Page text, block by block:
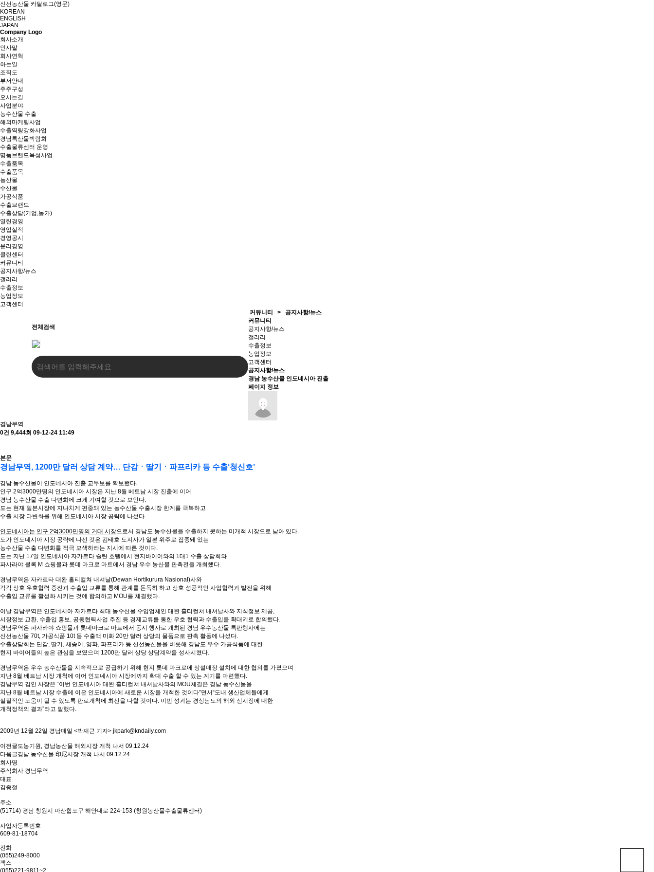
신선농산물 카달로그(영문)
KOREAN
ENGLISH
JAPAN
Company Logo
회사소개
인사말
회사연혁
하는일
조직도
부서안내
주주구성
오시는길
사업분야
농수산물 수출
해외마케팅사업
수출역량강화사업
경남특산물박람회
수출물류센터 운영
명품브랜드육성사업
수출품목
수출품목
농산물
수산물
가공식품
수출브랜드
수출상담(기업,농가)
열린경영
영업실적
경영공시
윤리경영
클린센터
커뮤니티
공지사항/뉴스
갤러리
수출정보
농업정보
고객센터
전체검색
커뮤니티 > 공지사항/뉴스
커뮤니티
공지사항/뉴스
갤러리
수출정보
농업정보
고객센터
공지사항/뉴스
경남 농수산물 인도네시아 진출
페이지 정보
경남무역
0건 9,444회 09-12-24 11:49
본문
경남무역, 1200만 달러 상담 계약… 단감ㆍ딸기ㆍ파프리카 등 수출‘청신호’
경남 농수산물이 인도네시아 진출 교두보를 확보했다.
인구 2억3000만명의 인도네시아 시장은 지난 8월 베트남 시장 진출에 이어
경남 농수산물 수출 다변화에 크게 기여할 것으로 보인다.
도는 현재 일본시장에 지나치게 편중돼 있는 농수산물 수출시장 한계를 극복하고
수출 시장 다변화를 위해 인도네시아 시장 공략에 나섰다.
인도네시아는 인구 2억3000만명의 거대 시장으로서 경남도 농수산물을 수출하지 못하는 미개척 시장으로 남아 있다.
도가 인도네시아 시장 공략에 나선 것은 김태호 도지사가 일본 위주로 집중돼 있는
농수산물 수출 다변화를 적극 모색하라는 지시에 따른 것이다.
도는 지난 17일 인도네시아 자카르타 슐탄 호텔에서 현지바이어와의 1대1 수출 상담회와
파사라야 블록 M 쇼핑몰과 롯데 마크로 마트에서 경남 우수 농산물 판촉전을 개최했다.
경남무역은 자카르타 대완 홀티컬쳐 내셔날(Dewan Hortikurura Nasional)사와
각각 상호 우호협력 증진과 수출입 교류를 통해 관계를 돈독히 하고 상호 성공적인 사업협력과 발전을 위해
수출입 교류를 활성화 시키는 것에 합의하고 MOU를 체결했다.
이날 경남무역은 인도네시아 자카르타 최대 농수산물 수입업체인 대완 홀티컬쳐 내셔날사와 지식정보 제공,
시장정보 교환, 수출입 홍보, 공동협력사업 추진 등 경제교류를 통한 우호 협력과 수출입을 확대키로 합의했다.
경남무역은 파사라야 쇼핑몰과 롯데마크로 마트에서 동시 행사로 개최된 경남 우수농산물 특판행사에는
신선농산물 70t, 가공식품 10t 등 수출액 미화 20만 달러 상당의 물품으로 판촉 활동에 나섰다.
수출상담회는 단감, 딸기, 새송이, 양파, 파프리카 등 신선농산물을 비롯해 경남도 우수 가공식품에 대한
현지 바이어들의 높은 관심을 보였으며 1200만 달러 상당 상담계약을 성사시켰다.
경남무역은 우수 농수산물을 지속적으로 공급하기 위해 현지 롯데 마크로에 상설매장 설치에 대한 협의를 가졌으며
지난 8월 베트남 시장 개척에 이어 인도네시아 시장에까지 확대 수출 할 수 있는 계기를 마련했다.
경남무역 김인 사장은 “이번 인도네시아 대완 홀티컬쳐 내셔날사와의 MOU체결은 경남 농수산물을
지난 8월 베트남 시장 수출에 이은 인도네시아에 새로운 시장을 개척한 것이다”면서“도내 생산업체들에게
실질적인 도움이 될 수 있도록 판로개척에 최선을 다할 것이다. 이번 성과는 경상남도의 해외 신시장에 대한
개척정책의 결과”라고 말했다.
2009년 12월 22일 경남매일 <박재근 기자> jkpark@kndaily.com
이전글도농기원, 경남농산물 해외시장 개척 나서 09.12.24
다음글경남 농수산물 印尼시장 개척 나서 09.12.24
회사명
주식회사 경남무역
대표
김종철
주소
(51714) 경남 창원시 마산합포구 해안대로 224-153 (창원농산물수출물류센터)
사업자등록번호
609-81-18704
전화
(055)249-8000
팩스
(055)221-9811~2